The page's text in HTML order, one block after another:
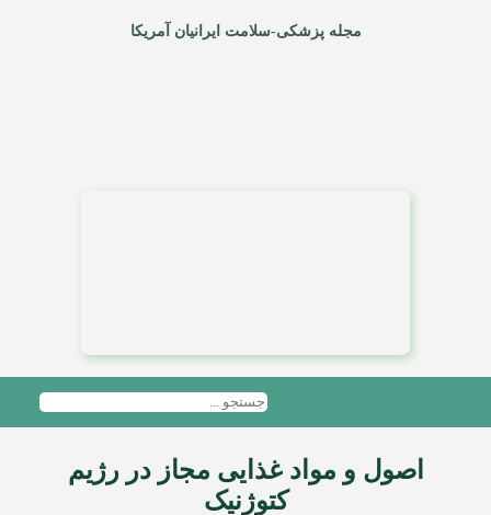
مجله پزشکی-سلامت ایرانیان آمریکا
اصول و مواد غذایی مجاز در رژیم
کتوژنیک